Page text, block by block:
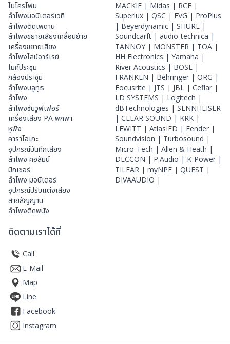
ไมโครโฟน
ลําโพงมอนิเตอร์เวที
ลำโพงติดเพดาน
ลำโพงขยายเสียงเคลื่อนย้าย
เครื่องขยายเสียง
ลำโพงไลน์อาร์เรย์
ไมค์ประชุม
กล้องประชุม
ลำโพงบลูทูธ
ลำโพง
ลำโพงซับวูฟเฟอร์
เครื่องเสียง PA พกพา
หูฟัง
คาราโอเกะ
อุปกรณ์บันทึกเสียง
ลำโพง คอลัมน์
มิกเซอร์
ลำโพง มอนิเตอร์
อุปกรณ์ปรับแต่งเสียง
สายสัญญาน
ลำโพงติดพนัง
MACKIE | Midas | RCF |
Superlux | QSC | EVG | ProPlus
| Beyerdynamic | SHURE |
Soundcarft | audio-technica |
TANNOY | MONSTER | TOA |
HH Electronics | Yamaha |
River Acoustics | BOSE |
FRANKEN | Behringer | ORG |
Focusrite | JTS | JBL | Ceflar |
LD SYSTEMS | Logitech |
dBTechnologies | SENNHEISER
| CLEAR SOUND | KRK |
LEWITT | AtlasIED | Fender |
Soundvision | Turbosound |
Micro-Tech | Allen & Heath |
DECCON | P.Audio | K-Power |
TILEAR | myNPE | QUEST |
DIVAAUDIO |
ติดตามเราได้ที่
Call
E-Mail
Map
Line
Facebook
Instagram